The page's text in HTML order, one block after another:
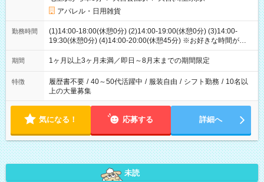
アパレル・日用雑貨
勤務時間
(1)14:00-18:00(休憩0分) (2)14:00-19:00(休憩0分) (3)14:00-
19:30(休憩0分) (4)14:00-20:00(休憩45分) ※お好きな時間が選べ
ます
期間 1ヶ月以上3ヶ月未満／即日～8月末までの期間限定
特徴 履歴書不要 / 40～50代活躍中 / 服装自由 / シフト勤務 / 10名以
上の大量募集
気になる！ 応募する 詳細へ
未読